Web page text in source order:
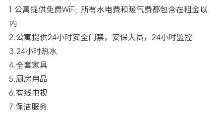
1.公寓提供免费WiFi, 所有水电费和暖气费都包含在租金以
内
2.公寓提供24小时安全门禁，安保人员，24小时监控
3.24小时热水
4.全套家具
5.厨房用品
6.有线电视
7.保洁服务